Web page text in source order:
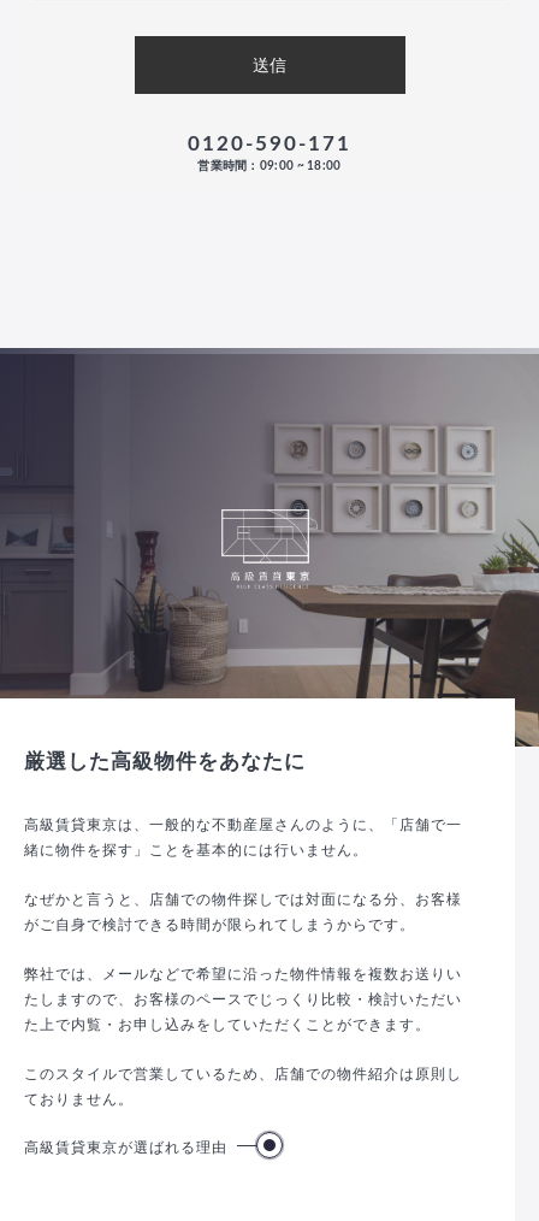
0120-590-171
営業時間：09:00 ~ 18:00
厳選した高級物件をあなたに
高級賃貸東京は、一般的な不動産屋さんのように、「店舗で一
緒に物件を探す」ことを基本的には行いません。
なぜかと言うと、店舗での物件探しでは対面になる分、お客様
がご自身で検討できる時間が限られてしまうからです。
弊社では、メールなどで希望に沿った物件情報を複数お送りい
たしますので、お客様のペースでじっくり比較・検討いただい
た上で内覧・お申し込みをしていただくことができます。
このスタイルで営業しているため、店舗での物件紹介は原則し
ておりません。
高級賃貸東京が選ばれる理由